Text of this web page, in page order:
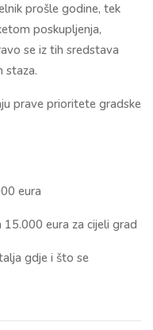
prošle godine, tek
poskupljenja,
se iz tih sredstava
staza.
prave prioritete gradske
eura
eura za cijeli grad
gdje i što se